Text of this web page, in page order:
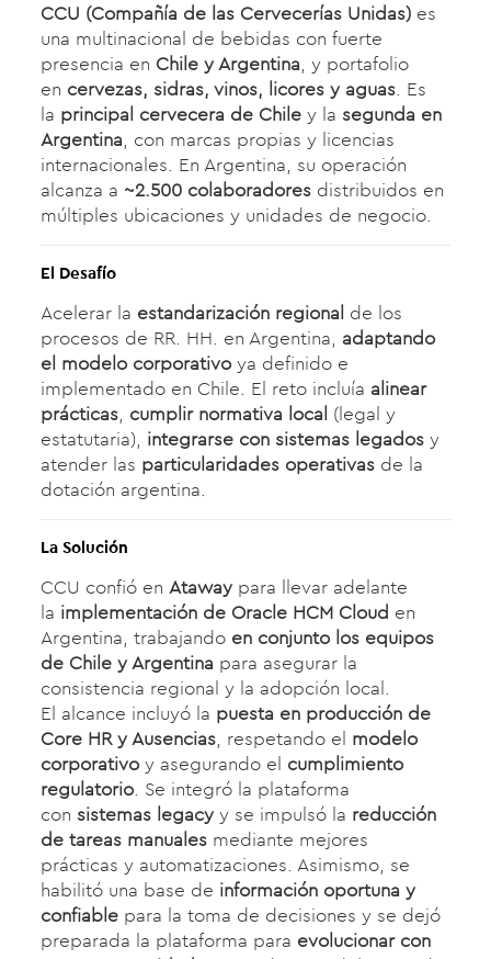
CCU (Compañía de las Cervecerías Unidas)es
una multinacional de bebidas con fuerte
presencia en Chile y Argentina, y portafolio
en cervezas, sidras, vinos, licores y aguas. Es
la principal cervecera de Chiley la segunda en
Argentina, con marcas propias y licencias
internacionales. En Argentina, su operación
alcanza a ~2.500 colaboradoresdistribuidos en
múltiples ubicaciones y unidades de negocio.
El Desafío
Acelerar la estandarización regional de los
procesos de RR. HH. en Argentina, adaptando
el modelo corporativoya definido e
implementado en Chile. El reto incluía alinear
prácticas, cumplir normativa local (legal y
estatutaria), integrarse con sistemas legadosy
atender las particularidades operativasde la
dotación argentina.
La Solución
CCU confió en Atawaypara llevar adelante
la implementación de Oracle HCM Cloud en
Argentina, trabajando en conjunto los equipos
de Chile y Argentina para asegurar la
consistencia regional y la adopción local.
El alcance incluyó la puesta en producción de
Core HR y Ausencias, respetando el modelo
corporativoy asegurando el cumplimiento
regulatorio. Se integró la plataforma
con sistemas legacyy se impulsó la reducción
de tareas manualesmediante mejores
prácticas y automatizaciones. Asimismo, se
habilitó una base de información oportuna y
confiablepara la toma de decisiones y se dejó
preparada la plataforma para evolucionar con